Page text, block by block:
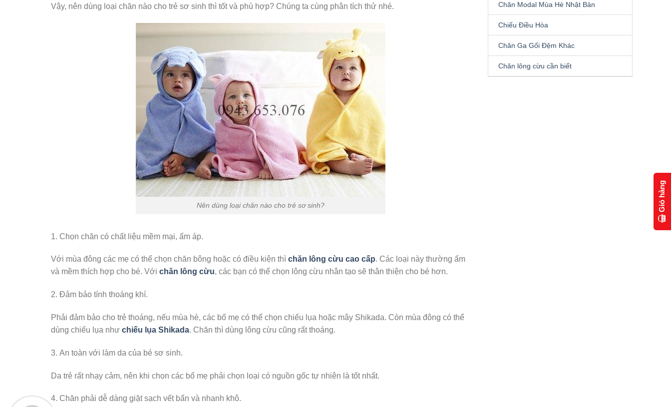
Vậy, nên dùng loại chăn nào cho trẻ sơ sinh thì tốt và phù hợp? Chúng ta cùng phân tích thử nhé.
Nên dùng loại chăn nào cho trẻ sơ sinh?
1. Chọn chăn có chất liệu mềm mại, ấm áp.
Với mùa đông các mẹ có thể chọn chăn bông hoặc có điều kiện thì chăn lông cừu cao cấp. Các loại này thường ấm
và mềm thích hợp cho bé. Với chăn lông cừu, các bạn có thể chọn lông cừu nhân tạo sẽ thân thiện cho bé hơn.
2. Đảm bảo tính thoáng khí.
Phải đảm bảo cho trẻ thoáng, nếu mùa hè, các bố mẹ có thể chọn chiếu lụa hoặc mây Shikada. Còn mùa đông có thể
dùng chiếu lụa như chiếu lụa Shikada. Chăn thì dùng lông cừu cũng rất thoáng.
3. An toàn với làm da của bé sơ sinh.
Da trẻ rất nhạy cảm, nên khi chọn các bố mẹ phải chọn loại có nguồn gốc tự nhiên là tốt nhất.
4. Chăn phải dễ dàng giặt sạch vết bẩn và nhanh khô.
Chăn Modal Mùa Hè Nhật Bản
Chiếu Điều Hòa
Chăn Ga Gối Đệm Khác
Chăn lông cừu cần biết
Giỏ hàng